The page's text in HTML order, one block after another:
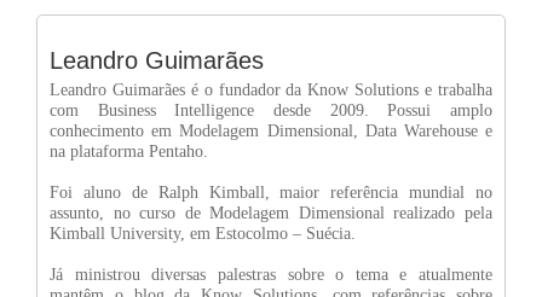
Leandro Guimarães
Leandro Guimarães é o fundador da Know Solutions e trabalha
com Business Intelligence desde 2009. Possui amplo
conhecimento em Modelagem Dimensional, Data Warehouse e
na plataforma Pentaho.
Foi aluno de Ralph Kimball, maior referência mundial no
assunto, no curso de Modelagem Dimensional realizado pela
Kimball University, em Estocolmo – Suécia.
Já ministrou diversas palestras sobre o tema e atualmente